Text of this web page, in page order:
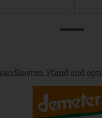
Pfand und